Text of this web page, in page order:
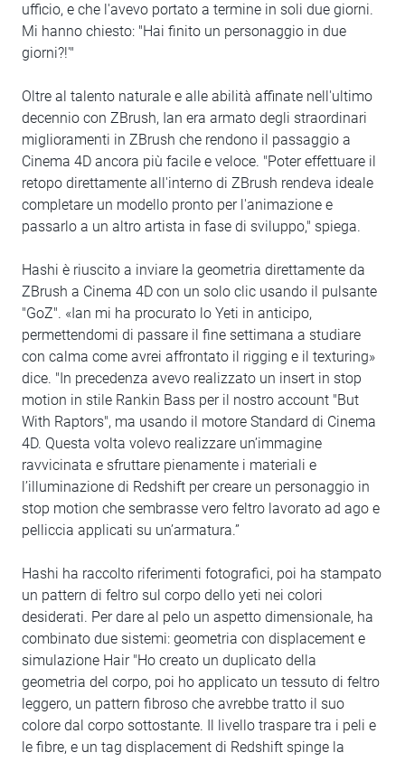
ufficio, e che l'avevo portato a termine in soli due giorni.
Mi hanno chiesto: "Hai finito un personaggio in due
giorni?!'"
Oltre al talento naturale e alle abilità affinate nell'ultimo
decennio con ZBrush, Ian era armato degli straordinari
miglioramenti in ZBrush che rendono il passaggio a
Cinema 4D ancora più facile e veloce. "Poter effettuare il
retopo direttamente all'interno di ZBrush rendeva ideale
completare un modello pronto per l'animazione e
passarlo a un altro artista in fase di sviluppo," spiega.
Hashi è riuscito a inviare la geometria direttamente da
ZBrush a Cinema 4D con un solo clic usando il pulsante
"GoZ". «Ian mi ha procurato lo Yeti in anticipo,
permettendomi di passare il fine settimana a studiare
con calma come avrei affrontato il rigging e il texturing»
dice. "In precedenza avevo realizzato un insert in stop
motion in stile Rankin Bass per il nostro account "But
With Raptors", ma usando il motore Standard di Cinema
4D. Questa volta volevo realizzare un’immagine
ravvicinata e sfruttare pienamente i materiali e
l’illuminazione di Redshift per creare un personaggio in
stop motion che sembrasse vero feltro lavorato ad ago e
pelliccia applicati su un’armatura.”
Hashi ha raccolto riferimenti fotografici, poi ha stampato
un pattern di feltro sul corpo dello yeti nei colori
desiderati. Per dare al pelo un aspetto dimensionale, ha
combinato due sistemi: geometria con displacement e
simulazione Hair "Ho creato un duplicato della
geometria del corpo, poi ho applicato un tessuto di feltro
leggero, un pattern fibroso che avrebbe tratto il suo
colore dal corpo sottostante. Il livello traspare tra i peli e
le fibre, e un tag displacement di Redshift spinge la